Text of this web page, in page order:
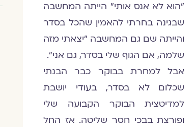
"הוא לא אנס אותי" הייתה המחשבה
שבגינה בחרתי להאמין שהכל בסדר
והייתה שם גם המחשבה "יצאתי מזה
שלמה, אם הגוף שלי בסדר, גם אני".
אבל למחרת בבוקר כבר הבנתי
שכלום לא בסדר, בעודי יושבת
למדיטצית הבוקר הקבועה שלי
ופורצת בבכי חסר שליטה. אז החל